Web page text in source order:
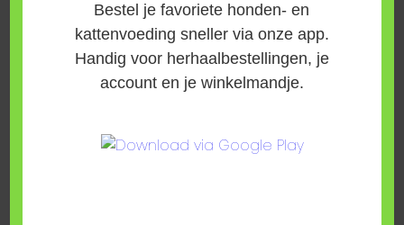
you want to perform a search?
For best search results, mind the following
Bestel je favoriete honden- en
kattenvoeding sneller via onze app.
Handig voor herhaalbestellingen, je
account en je winkelmandje.